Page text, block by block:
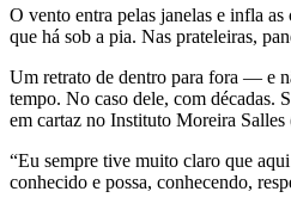
O vento entra pelas janelas e infla
que há sob a pia. Nas prateleiras,
Um retrato de dentro para fora — e
tempo. No caso dele, com décadas.
em cartaz no Instituto Moreira
“Eu sempre tive muito claro que
conhecido e possa, conhecendo,